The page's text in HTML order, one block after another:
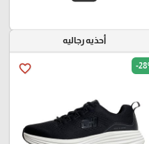
أحذيه رجاليه
favorite_border -